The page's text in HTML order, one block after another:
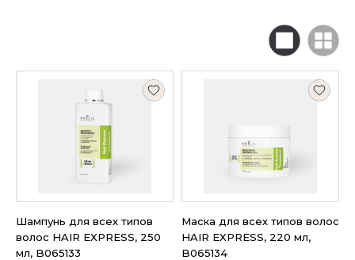
Шампунь для всех типов
волос HAIR EXPRESS, 250
мл, B065133
Маска для всех типов волос
HAIR EXPRESS, 220 мл,
B065134